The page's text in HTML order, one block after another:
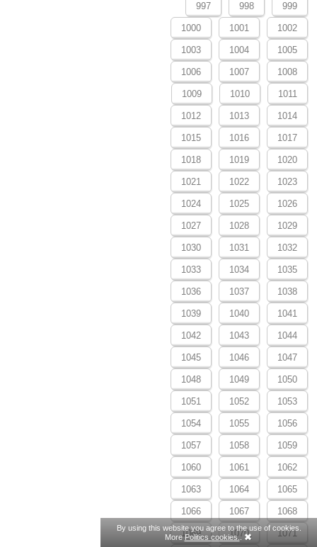
997 998 999
1000 1001 1002
1003 1004 1005
1006 1007 1008
1009 1010 1011
1012 1013 1014
1015 1016 1017
1018 1019 1020
1021 1022 1023
1024 1025 1026
1027 1028 1029
1030 1031 1032
1033 1034 1035
1036 1037 1038
1039 1040 1041
1042 1043 1044
1045 1046 1047
1048 1049 1050
1051 1052 1053
1054 1055 1056
1057 1058 1059
1060 1061 1062
1063 1064 1065
1066 1067 1068
1069 1070 1071
By using this website you agree to the use of cookies.
MorePolitics cookies..